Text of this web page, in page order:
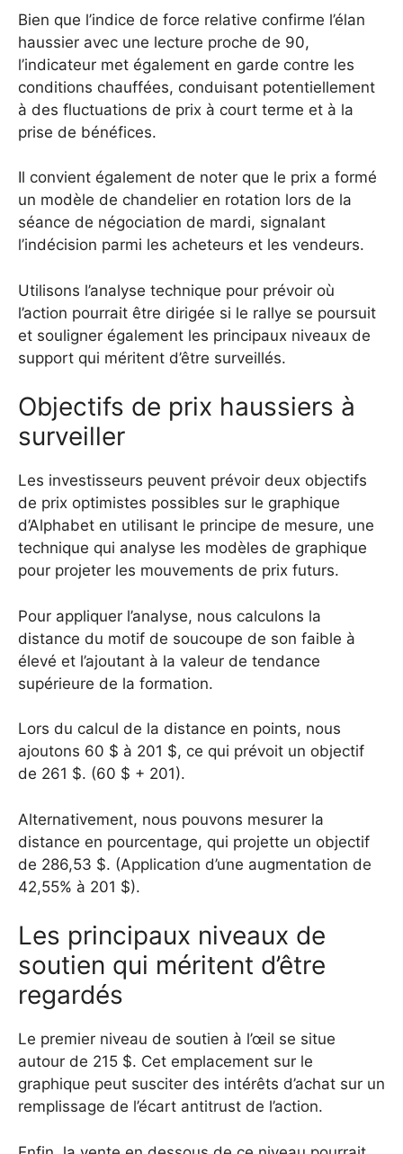
Bien que l’indice de force relative confirme l’élan
haussier avec une lecture proche de 90,
l’indicateur met également en garde contre les
conditions chauffées, conduisant potentiellement
à des fluctuations de prix à court terme et à la
prise de bénéfices.
Il convient également de noter que le prix a formé
un modèle de chandelier en rotation lors de la
séance de négociation de mardi, signalant
l’indécision parmi les acheteurs et les vendeurs.
Utilisons l’analyse technique pour prévoir où
l’action pourrait être dirigée si le rallye se poursuit
et souligner également les principaux niveaux de
support qui méritent d’être surveillés.
Objectifs de prix haussiers à
surveiller
Les investisseurs peuvent prévoir deux objectifs
de prix optimistes possibles sur le graphique
d’Alphabet en utilisant le principe de mesure, une
technique qui analyse les modèles de graphique
pour projeter les mouvements de prix futurs.
Pour appliquer l’analyse, nous calculons la
distance du motif de soucoupe de son faible à
élevé et l’ajoutant à la valeur de tendance
supérieure de la formation.
Lors du calcul de la distance en points, nous
ajoutons 60 $ à 201 $, ce qui prévoit un objectif
de 261 $. (60 $ + 201).
Alternativement, nous pouvons mesurer la
distance en pourcentage, qui projette un objectif
de 286,53 $. (Application d’une augmentation de
42,55% à 201 $).
Les principaux niveaux de
soutien qui méritent d’être
regardés
Le premier niveau de soutien à l’œil se situe
autour de 215 $. Cet emplacement sur le
graphique peut susciter des intérêts d’achat sur un
remplissage de l’écart antitrust de l’action.